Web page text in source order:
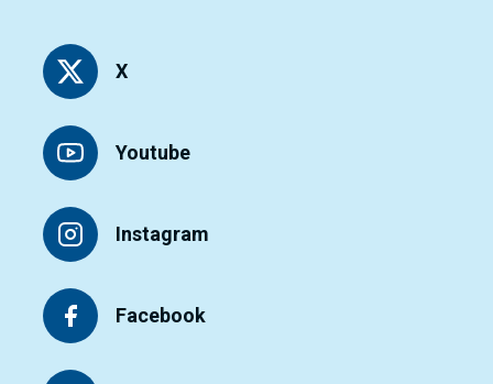
X
Youtube
Instagram
Facebook